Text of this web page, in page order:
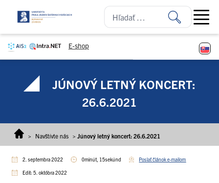
E-shop
Open
JÚNOVÝ LETNÝ KONCERT:
26.6.2021
> Navštívte nás > Júnový letný koncert: 26.6.2021
2. septembra 2022 0minút, 15sekúnd Poslať článok e-mailom
Edit: 5. októbra 2022